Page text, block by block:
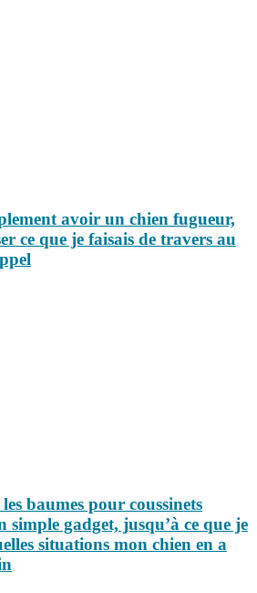
avoir un chien fugueur,
ce que je faisais de travers au
baumes pour coussinets
simple gadget, jusqu’à ce que je
situations mon chien en a